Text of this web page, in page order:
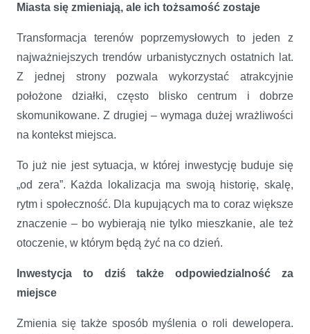
Miasta się zmieniają, ale ich tożsamość zostaje
Transformacja terenów poprzemysłowych to jeden z
najważniejszych trendów urbanistycznych ostatnich lat.
Z jednej strony pozwala wykorzystać atrakcyjnie
położone działki, często blisko centrum i dobrze
skomunikowane. Z drugiej – wymaga dużej wrażliwości
na kontekst miejsca.
To już nie jest sytuacja, w której inwestycję buduje się
„od zera”. Każda lokalizacja ma swoją historię, skalę,
rytm i społeczność. Dla kupujących ma to coraz większe
znaczenie – bo wybierają nie tylko mieszkanie, ale też
otoczenie, w którym będą żyć na co dzień.
Inwestycja to dziś także odpowiedzialność za
miejsce
Zmienia się także sposób myślenia o roli dewelopera.